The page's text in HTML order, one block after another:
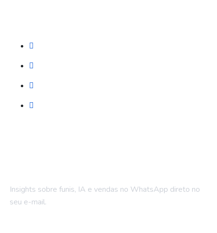
Insights sobre funis, IA e vendas no WhatsApp direto no
seu e-mail.